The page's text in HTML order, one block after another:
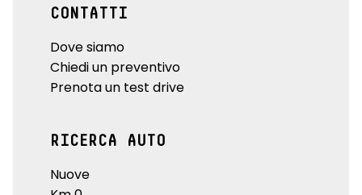
CONTATTI
Dove siamo
Chiedi un preventivo
Prenota un test drive
RICERCA AUTO
Nuove